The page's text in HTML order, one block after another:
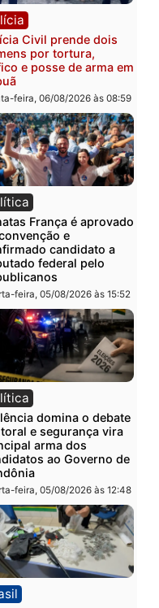
Polícia
Três suspeitos ligados a
facção criminosa são
presos por receptação e
adulteração de veículos
em Porto Velho
quinta-feira, 06/08/2026 às
Polícia
Polícia Civil prende dois
homens por tortura,
tráfico e posse de arma
Itapuã
quinta-feira, 06/08/2026 às
Política
Jônatas França é
na convenção e
confirmado candidato a
deputado federal pelo
Republicanos
quarta-feira, 05/08/2026 às